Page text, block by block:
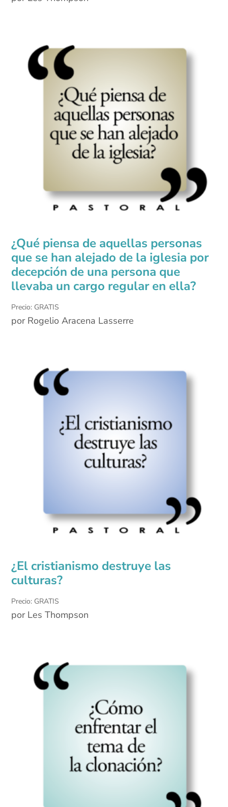
¿Qué piensa de aquellas personas
que se han alejado de la iglesia por
decepción de una persona que
llevaba un cargo regular en ella?
Precio: GRATIS
por Rogelio Aracena Lasserre
¿El cristianismo destruye las
culturas?
Precio: GRATIS
por Les Thompson